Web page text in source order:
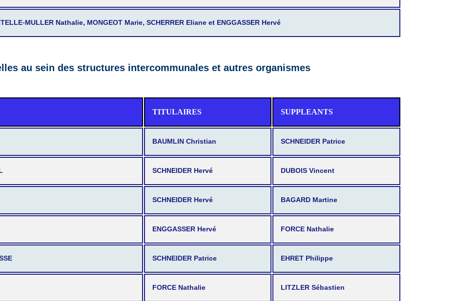
MULLER Nathalie, MONGEOT Marie, SCHERRER Eliane et ENGGASSER Hervé
au sein des structures intercommunales et autres organismes
TITULAIRES SUPPLEANTS
BAUMLIN Christian SCHNEIDER Patrice
SCHNEIDER Hervé DUBOIS Vincent
SCHNEIDER Hervé BAGARD Martine
ENGGASSER Hervé FORCE Nathalie
SCHNEIDER Patrice EHRET Philippe
FORCE Nathalie LITZLER Sébastien